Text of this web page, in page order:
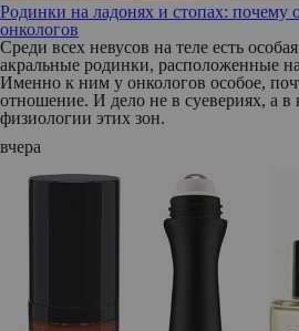
Родинки на ладонях и стопах: почему
онкологов
Среди всех невусов на теле есть
акральные родинки, расположенные
Именно к ним у онкологов особое,
отношение. И дело не в суевериях, а в
физиологии этих зон.
вчера